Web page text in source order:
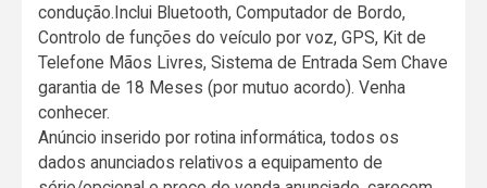
condução.Inclui Bluetooth, Computador de Bordo,
Controlo de funções do veículo por voz, GPS, Kit de
Telefone Mãos Livres, Sistema de Entrada Sem Chave
garantia de 18 Meses (por mutuo acordo). Venha
conhecer.
Anúncio inserido por rotina informática, todos os
dados anunciados relativos a equipamento de